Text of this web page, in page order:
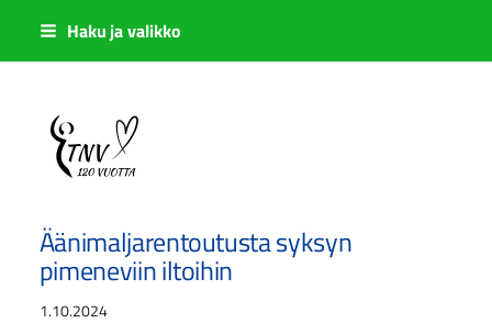
Siirry
sisältöön
Haku ja valikko
Sivuston etusivulle
Äänimaljarentoutusta syksyn
pimeneviin iltoihin
1.10.2024